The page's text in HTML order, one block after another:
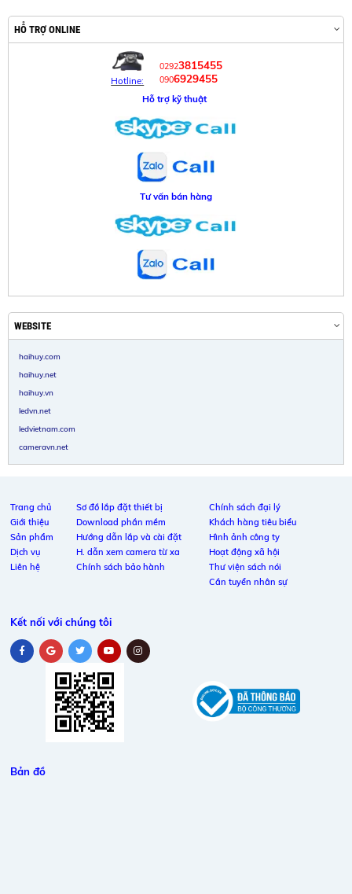
HỖ TRỢ ONLINE
Hotline:
02923815455
0906929455
Hỗ trợ kỹ thuật
Tư vấn bán hàng
WEBSITE
haihuy.com
haihuy.net
haihuy.vn
ledvn.net
ledvietnam.com
cameravn.net
Trang chủ
Giới thiệu
Sản phẩm
Dịch vụ
Liên hệ
Sơ đồ lắp đặt thiết bị
Download phần mềm
Hướng dẫn lắp và cài đặt
H. dẫn xem camera từ xa
Chính sách bảo hành
Chính sách đại lý
Khách hàng tiêu biểu
Hình ảnh công ty
Hoạt động xã hội
Thư viện sách nói
Cần tuyển nhân sự
Kết nối với chúng tôi
Bản đồ